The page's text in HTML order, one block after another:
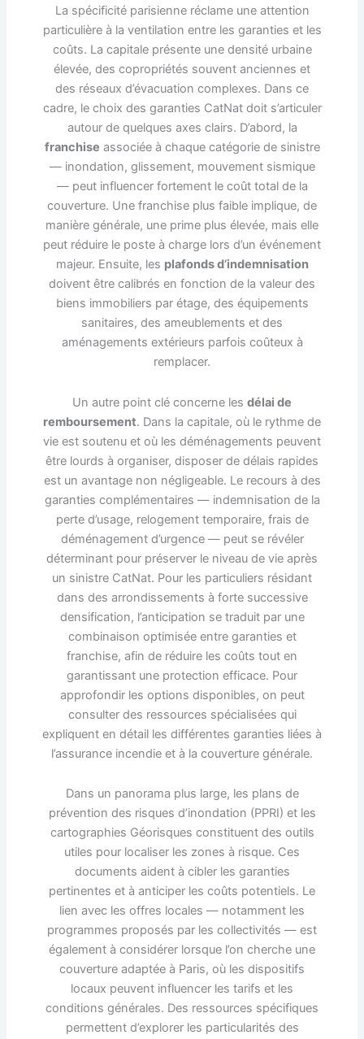
La spécificité parisienne réclame une attention
particulière à la ventilation entre les garanties et les
coûts. La capitale présente une densité urbaine
élevée, des copropriétés souvent anciennes et
des réseaux d’évacuation complexes. Dans ce
cadre, le choix des garanties CatNat doit s’articuler
autour de quelques axes clairs. D’abord, la
franchise associée à chaque catégorie de sinistre
— inondation, glissement, mouvement sismique
— peut influencer fortement le coût total de la
couverture. Une franchise plus faible implique, de
manière générale, une prime plus élevée, mais elle
peut réduire le poste à charge lors d’un événement
majeur. Ensuite, les plafonds d’indemnisation
doivent être calibrés en fonction de la valeur des
biens immobiliers par étage, des équipements
sanitaires, des ameublements et des
aménagements extérieurs parfois coûteux à
remplacer.
Un autre point clé concerne les délai de
remboursement. Dans la capitale, où le rythme de
vie est soutenu et où les déménagements peuvent
être lourds à organiser, disposer de délais rapides
est un avantage non négligeable. Le recours à des
garanties complémentaires — indemnisation de la
perte d’usage, relogement temporaire, frais de
déménagement d’urgence — peut se révéler
déterminant pour préserver le niveau de vie après
un sinistre CatNat. Pour les particuliers résidant
dans des arrondissements à forte successive
densification, l’anticipation se traduit par une
combinaison optimisée entre garanties et
franchise, afin de réduire les coûts tout en
garantissant une protection efficace. Pour
approfondir les options disponibles, on peut
consulter des ressources spécialisées qui
expliquent en détail les différentes garanties liées à
l’assurance incendie et à la couverture générale.
Dans un panorama plus large, les plans de
prévention des risques d’inondation (PPRI) et les
cartographies Géorisques constituent des outils
utiles pour localiser les zones à risque. Ces
documents aident à cibler les garanties
pertinentes et à anticiper les coûts potentiels. Le
lien avec les offres locales — notamment les
programmes proposés par les collectivités — est
également à considérer lorsque l’on cherche une
couverture adaptée à Paris, où les dispositifs
locaux peuvent influencer les tarifs et les
conditions générales. Des ressources spécifiques
permettent d’explorer les particularités des